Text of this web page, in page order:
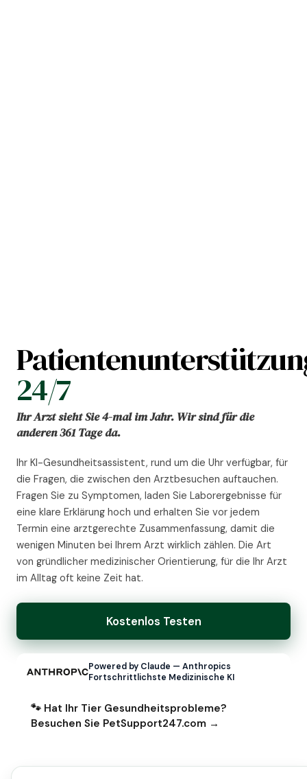
24/7
Ihr Arzt sieht Sie 4-mal im Jahr. Wir sind für die
anderen 361 Tage da.
Ihr KI-Gesundheitsassistent, rund um die Uhr verfügbar, für
die Fragen, die zwischen den Arztbesuchen auftauchen.
Fragen Sie zu Symptomen, laden Sie Laborergebnisse für
eine klare Erklärung hoch und erhalten Sie vor jedem
Termin eine arztgerechte Zusammenfassung, damit die
wenigen Minuten bei Ihrem Arzt wirklich zählen. Die Art
von gründlicher medizinischer Orientierung, für die Ihr Arzt
im Alltag oft keine Zeit hat.
Kostenlos Testen
Powered by Claude — Anthropics
Fortschrittlichste Medizinische KI
🐾 Hat Ihr Tier Gesundheitsprobleme?
Besuchen Sie PetSupport247.com →